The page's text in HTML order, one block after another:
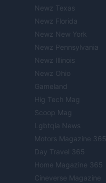
Newz Texas
Newz Florida
Newz New York
Newz Pennsylvania
Newz Illinois
Newz Ohio
Gameland
Hig Tech Mag
Scoop Mag
Lgbtqia News
Motors Magazine 365
Day Travel 365
Home Magazine 365
Cineverse Magazine